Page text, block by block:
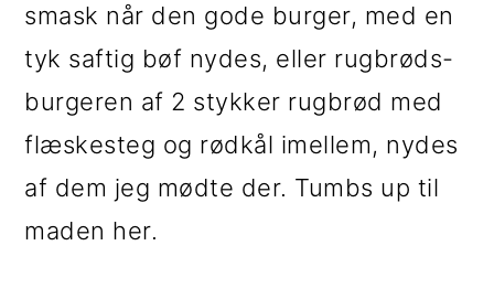
smask når den gode burger, med en
tyk saftig bøf nydes, eller rugbrøds-
burgeren af 2 stykker rugbrød med
flæskesteg og rødkål imellem, nydes
af dem jeg mødte der. Tumbs up til
maden her.